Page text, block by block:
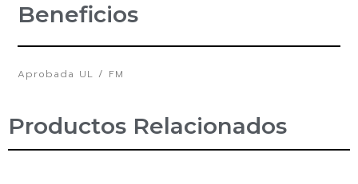
Beneficios
Aprobada UL / FM
Productos Relacionados